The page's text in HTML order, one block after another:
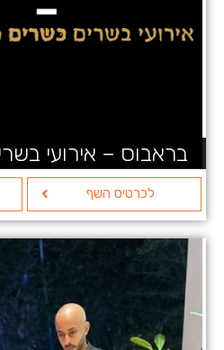
בראבוס – אירועי
לכרטיס השף